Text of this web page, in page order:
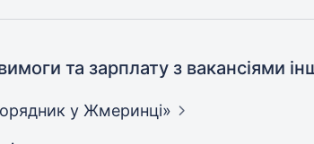
та зарплату з вакансіями
у Жмеринці»